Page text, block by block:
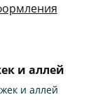
и аллей
и аллей